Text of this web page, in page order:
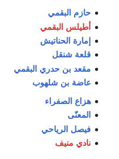
حازم البقمي
أطيلس البقمي
إمارة الحناتيش
قلعة شنقل
مقعد بن حدري البقمي
عاضة بن شلهوب
هزاع الصفراء
المعنّى
فيصل الرياحي
نادي منيف